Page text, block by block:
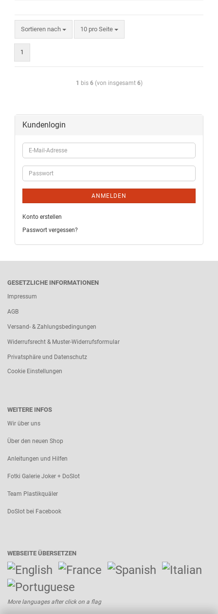
Sortieren nach 10 pro Seite
1
1 bis 6(von insgesamt 6)
Kundenlogin
ANMELDEN
Konto erstellen
Passwort vergessen?
GESETZLICHE INFORMATIONEN
Impressum
AGB
Versand- & Zahlungsbedingungen
Widerrufsrecht & Muster-Widerrufsformular
Privatsphäre und Datenschutz
Cookie Einstellungen
WEITERE INFOS
Wir über uns
Über den neuen Shop
Anleitungen und Hilfen
Fotki Galerie Joker + DoSlot
Team Plastikquäler
DoSlot bei Facebook
WEBSEITE ÜBERSETZEN
More languages after click on a flag